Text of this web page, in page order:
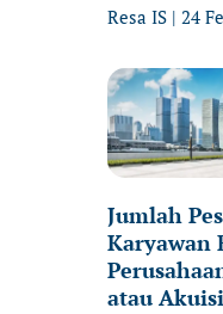
Resa IS 24
Jumlah
Karyawan
atau